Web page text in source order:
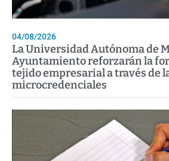
04/08/2026
La Universidad Autónoma de
Ayuntamiento reforzarán la
tejido empresarial a través de
microcredenciales